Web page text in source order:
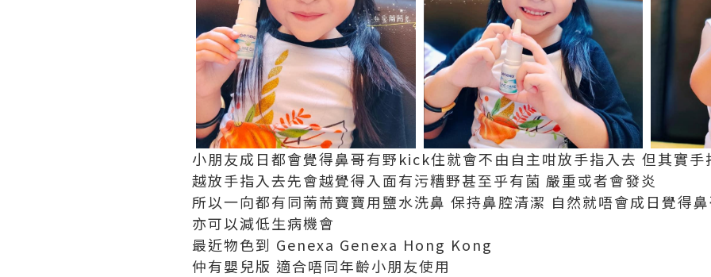
小朋友成日都會覺得鼻哥有野kick住就會不由自主咁放手指入去 但其實手
越放手指入去先會越覺得入面有污糟野甚至乎有菌 嚴重或者會發炎
所以一向都有同萳荋寶寶用鹽水洗鼻 保持鼻腔清潔 自然就唔會成日覺得
亦可以減低生病機會
最近物色到 Genexa Genexa Hong Kong
仲有嬰兒版 適合唔同年齡小朋友使用